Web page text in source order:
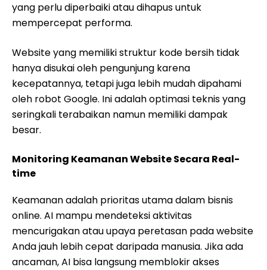
yang perlu diperbaiki atau dihapus untuk
mempercepat performa.
Website yang memiliki struktur kode bersih tidak
hanya disukai oleh pengunjung karena
kecepatannya, tetapi juga lebih mudah dipahami
oleh robot Google. Ini adalah optimasi teknis yang
seringkali terabaikan namun memiliki dampak
besar.
Monitoring Keamanan Website Secara Real-
time
Keamanan adalah prioritas utama dalam bisnis
online. AI mampu mendeteksi aktivitas
mencurigakan atau upaya peretasan pada website
Anda jauh lebih cepat daripada manusia. Jika ada
ancaman, AI bisa langsung memblokir akses